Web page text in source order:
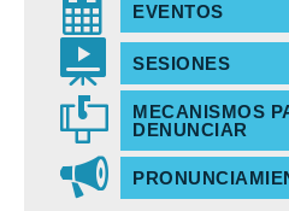
EVENTOS
SESIONES
MECANISMOS
DENUNCIAR